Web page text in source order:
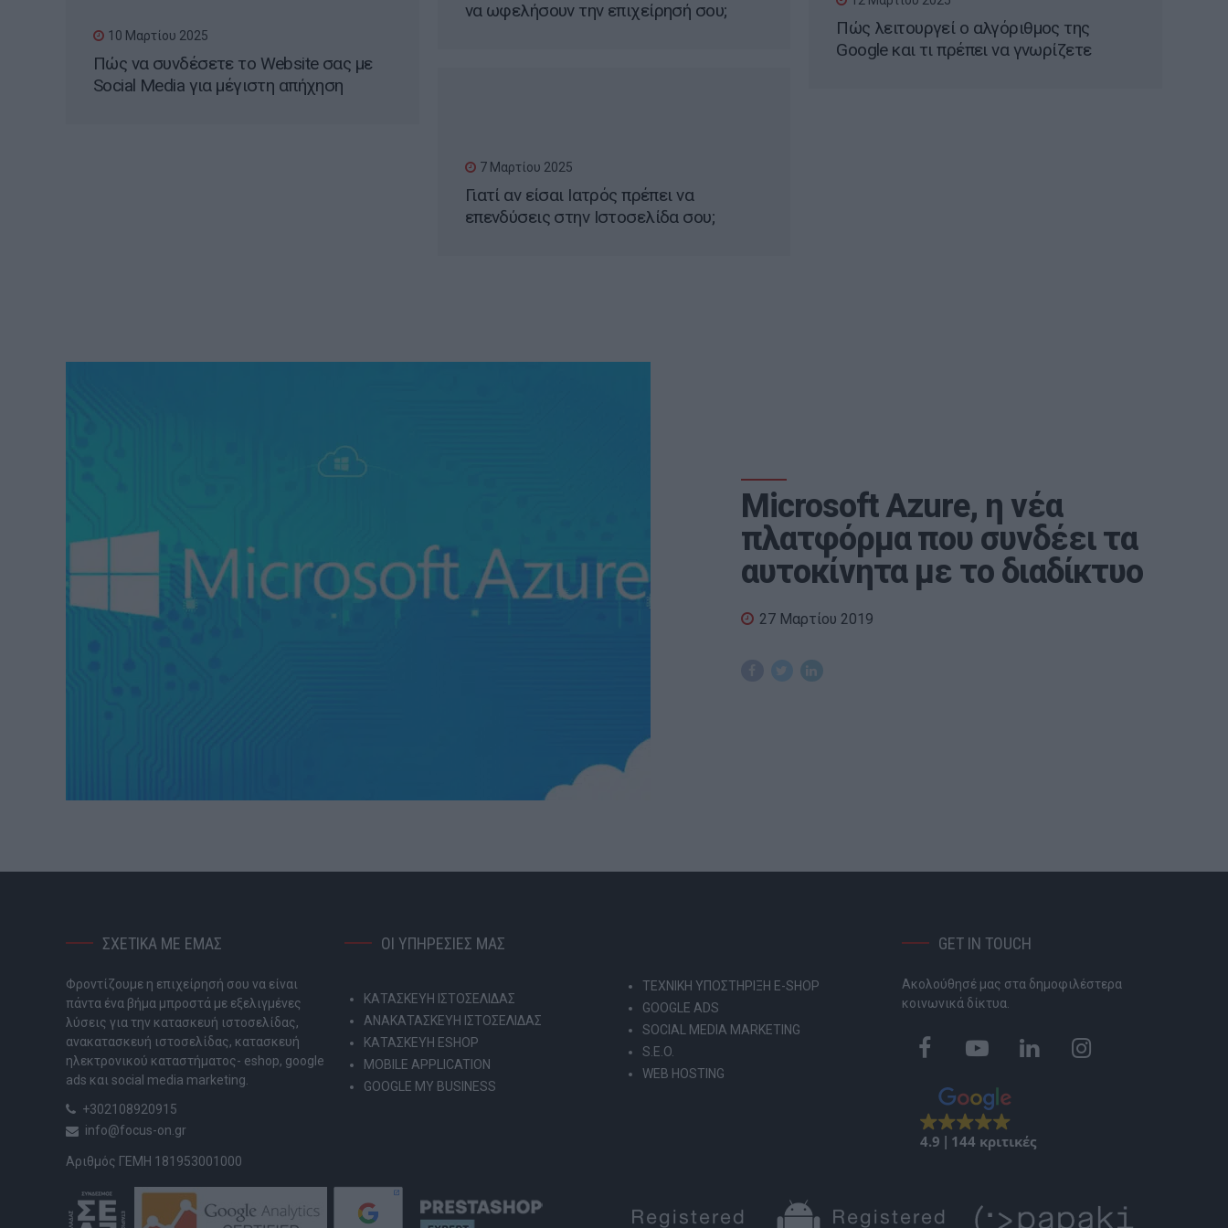
να ωφελήσουν την επιχείρησή σου;
Πώς λειτουργεί ο αλγόριθμος της
Google και τι πρέπει να γνωρίζετε
10 Μαρτίου 2025
Πώς να συνδέσετε το Website σας με
Social Media για μέγιστη απήχηση
7 Μαρτίου 2025
Γιατί αν είσαι Ιατρός πρέπει να
επενδύσεις στην Ιστοσελίδα σου;
Microsoft Azure, η νέα
πλατφόρμα που συνδέει τα
αυτοκίνητα με το διαδίκτυο
27 Μαρτίου 2019
ΣΧΕΤΙΚΑ ΜΕ ΕΜΑΣ
Φροντίζουμε η επιχείρησή σου να είναι
πάντα ένα βήμα μπροστά με εξελιγμένες
λύσεις για την κατασκευή ιστοσελίδας,
ανακατασκευή ιστοσελίδας, κατασκευή
ηλεκτρονικού καταστήματος- eshop, google
ads και social media marketing.
+302108920915
info@focus-on.gr
Αριθμός ΓΕΜΗ 181953001000
ΟΙ ΥΠΗΡΕΣΙΕΣ ΜΑΣ
ΚΑΤΑΣΚΕΥΗ ΙΣΤΟΣΕΛΙΔΑΣ
ΑΝΑΚΑΤΑΣΚΕΥΗ ΙΣΤΟΣΕΛΙΔΑΣ
ΚΑΤΑΣΚΕΥΗ ESHOP
MOBILE APPLICATION
GOOGLE MY BUSINESS
ΤΕΧΝΙΚΗ ΥΠΟΣΤΗΡΙΞΗ E-SHOP
GOOGLE ADS
SOCIAL MEDIA MARKETING
S.E.O.
WEB HOSTING
GET IN TOUCH
Ακολούθησέ μας στα δημοφιλέστερα
κοινωνικά δίκτυα.
4.9 144 κριτικές